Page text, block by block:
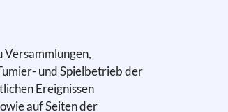
und Spielbetrieb der
Ereignissen
auf Seiten der